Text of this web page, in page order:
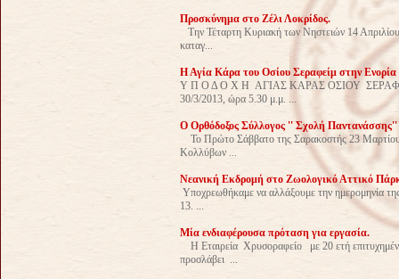
Προσκύνημα στο Ζέλι Λοκρίδος.
Tην Τέταρτη Κυριακή των Νηστειών 14
καταγ...
Η Αγία Κάρα του Οσίου Σεραφείμ στην Ενορία
Υ Π Ο Δ Ο Χ Η ΑΓΙΑΣ ΚΑΡΑΣ ΟΣΙΟΥ
30/3/2013, ώρα 5.30 μ.μ. ...
Ο Ορθόδοξος Σύλλογος '' Σχολή Παντανάσσης''
Το Πρώτο Σάββατο της Σαρακοστής 23 Μαρτίου
Κολλύβων ...
Νεανική Eκδρομή στο Ζωολογικό Αττικό
Υποχρεωθήκαμε να αλλάξουμε την ημερομηνία
13. ...
Μία ενδιαφέρουσα πρόταση για εργασία.
Η Εταιρεία Χρυσοραφείο με 20 ετή
προσλάβει ...